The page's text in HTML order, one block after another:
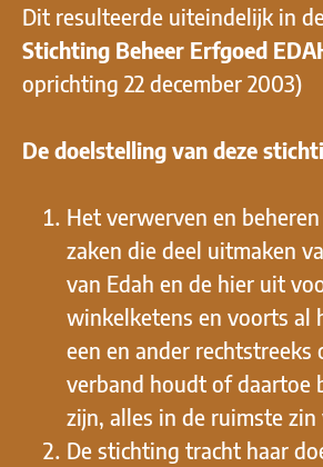
Dit resulteerde uiteindelijk in
Stichting Beheer Erfgoed
oprichting 22 december 2003)
De doelstelling van deze
Het verwerven en
zaken die deel uitmaken
van Edah en de hier uit
winkelketens en voorts al
een en ander rechtstreeks
verband houdt of daartoe
zijn, alles in de ruimste
De stichting tracht haar